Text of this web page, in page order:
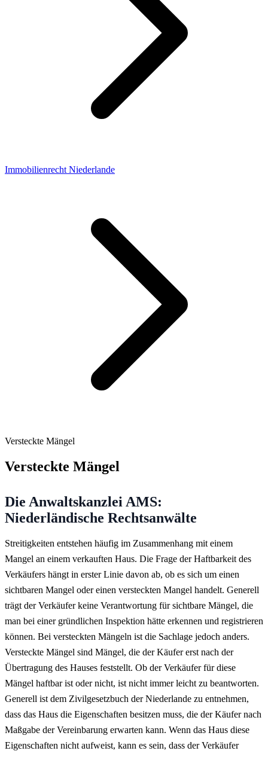
Immobilienrecht Niederlande
Versteckte Mängel
Versteckte Mängel
Die Anwaltskanzlei AMS:
Niederländische Rechtsanwälte
Streitigkeiten entstehen häufig im Zusammenhang mit einem
Mangel an einem verkauften Haus. Die Frage der Haftbarkeit des
Verkäufers hängt in erster Linie davon ab, ob es sich um einen
sichtbaren Mangel oder einen versteckten Mangel handelt. Generell
trägt der Verkäufer keine Verantwortung für sichtbare Mängel, die
man bei einer gründlichen Inspektion hätte erkennen und registrieren
können. Bei versteckten Mängeln ist die Sachlage jedoch anders.
Versteckte Mängel sind Mängel, die der Käufer erst nach der
Übertragung des Hauses feststellt. Ob der Verkäufer für diese
Mängel haftbar ist oder nicht, ist nicht immer leicht zu beantworten.
Generell ist dem Zivilgesetzbuch der Niederlande zu entnehmen,
dass das Haus die Eigenschaften besitzen muss, die der Käufer nach
Maßgabe der Vereinbarung erwarten kann. Wenn das Haus diese
Eigenschaften nicht aufweist, kann es sein, dass der Verkäufer